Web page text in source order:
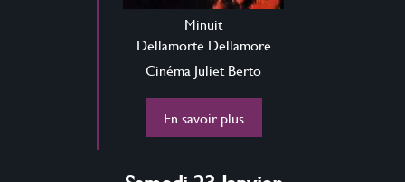
Minuit
Dellamorte Dellamore
Cinéma Juliet Berto
En savoir plus